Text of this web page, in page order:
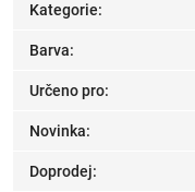
Kategorie:
Barva:
Určeno pro:
Novinka:
Doprodej: